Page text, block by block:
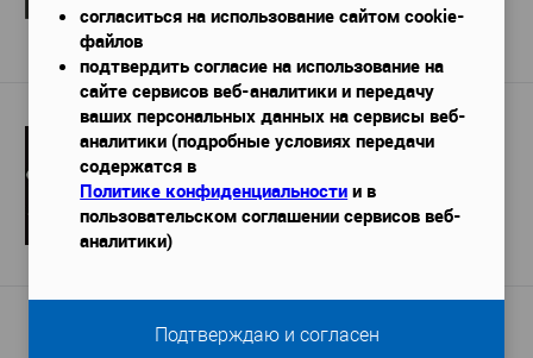
310 руб.
Карниз Перфект AB132
Габариты (ДхШхВ) 2400х38х38 мм
608 руб. / м.п.
1 483 руб.
согласиться на использование сайтом cookie-
файлов
подтвердить согласие на использование на
сайте сервисов веб-аналитики и передачу
ваших персональных данных на сервисы веб-
аналитики (подробные условиях передачи
содержатся в
Политике конфиденциальности и в
пользовательском соглашении сервисов веб-
аналитики)
Подтверждаю и согласен